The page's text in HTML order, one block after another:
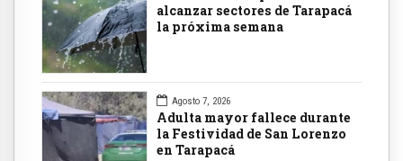
alcanzar sectores de Tarapacá
la próxima semana
Agosto 7, 2026
Adulta mayor fallece durante
la Festividad de San Lorenzo
en Tarapacá